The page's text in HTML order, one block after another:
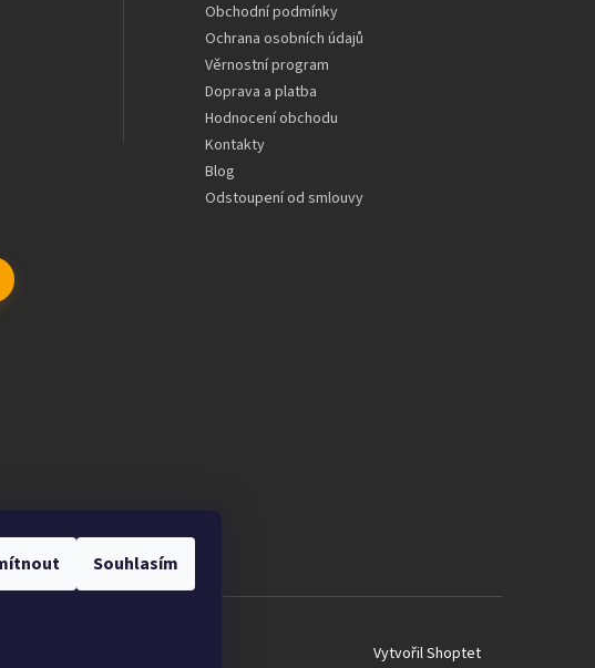
Souhlasím
Obchodní podmínky
Ochrana osobních údajů
Věrnostní program
Doprava a platba
Hodnocení obchodu
Kontakty
Blog
Odstoupení od smlouvy
Vytvořil Shoptet